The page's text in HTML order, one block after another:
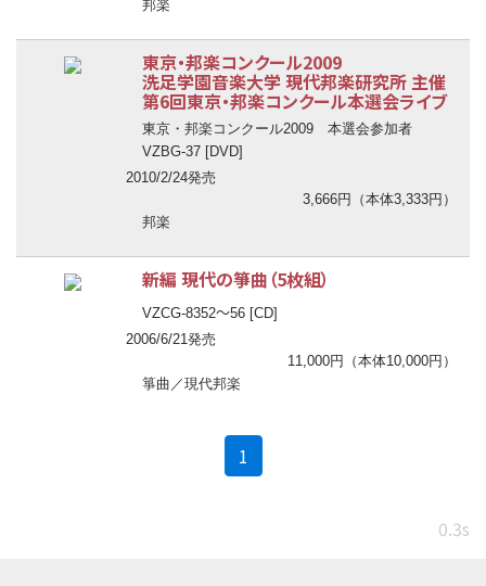
邦楽
東京・邦楽コンクール2009
洗足学園音楽大学 現代邦楽研究所 主催
第6回東京・邦楽コンクール本選会ライブ
東京・邦楽コンクール2009 本選会参加者
VZBG-37 [DVD]
2010/2/24発売
3,666円（本体3,333円）
邦楽
新編 現代の箏曲（5枚組）
VZCG-8352〜56 [CD]
2006/6/21発売
11,000円（本体10,000円）
箏曲／現代邦楽
1
0.3s